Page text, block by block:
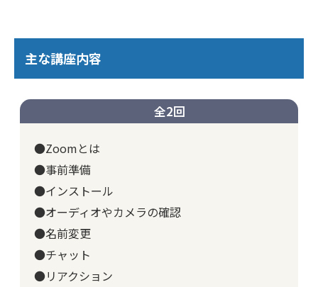
主な講座内容
全2回
●Zoomとは
●事前準備
●インストール
●オーディオやカメラの確認
●名前変更
●チャット
●リアクション